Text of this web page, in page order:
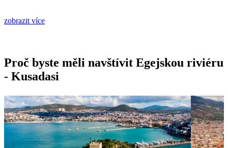
zobrazit více
Proč byste měli navštívit Egejskou riviéru
- Kusadasi